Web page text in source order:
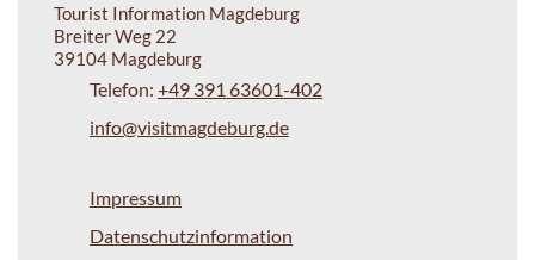
Tourist Information Magdeburg
Breiter Weg 22
39104 Magdeburg
Telefon: +49 391 63601-402
info@visitmagdeburg.de
Impressum
Datenschutzinformation